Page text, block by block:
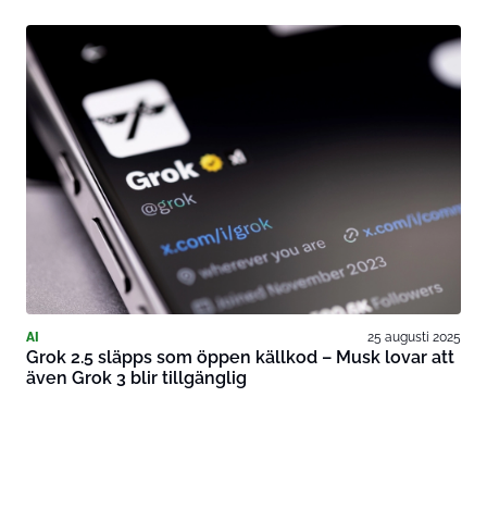
AI 25 augusti 2025
Grok 2.5 släpps som öppen källkod – Musk lovar att
även Grok 3 blir tillgänglig